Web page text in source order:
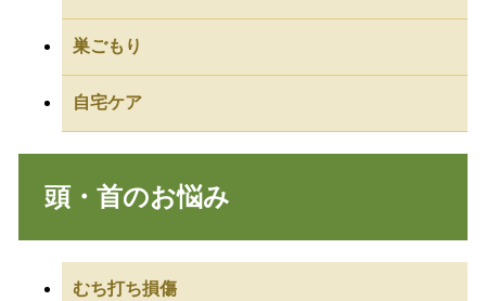
巣ごもり
自宅ケア
頭・首のお悩み
むち打ち損傷